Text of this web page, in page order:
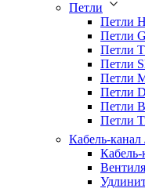
Петли
Петли
Петли
Петли
Петли
Петли
Петли
Петли
Петли
Кабель-
Кабель-